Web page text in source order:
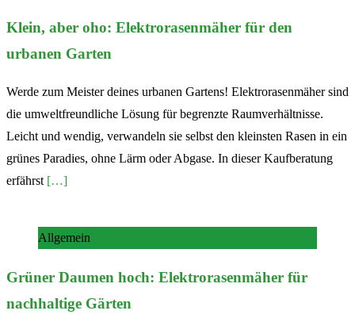
Klein, aber oho: Elektrorasenmäher für den
urbanen Garten
Werde zum Meister deines urbanen Gartens! Elektrorasenmäher sind
die umweltfreundliche Lösung für begrenzte Raumverhältnisse.
Leicht und wendig, verwandeln sie selbst den kleinsten Rasen in ein
grünes Paradies, ohne Lärm oder Abgase. In dieser Kaufberatung
erfährst […]
Allgemein
Grüner Daumen hoch: Elektrorasenmäher für
nachhaltige Gärten